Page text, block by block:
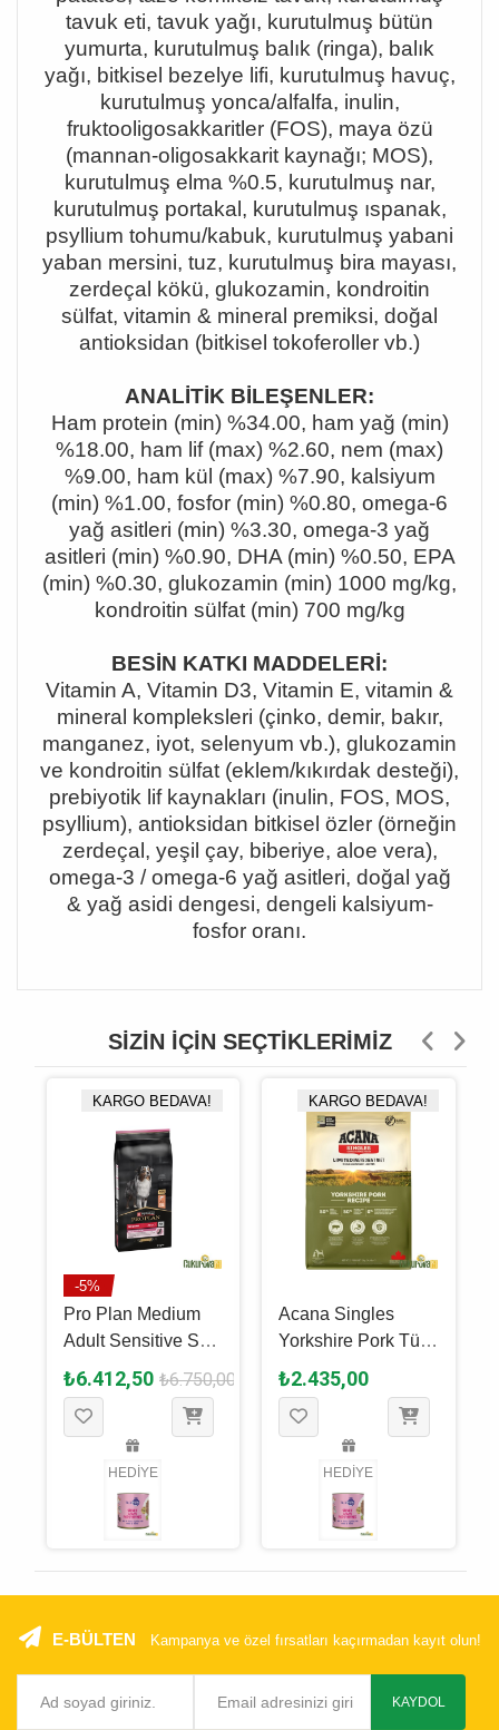
tavuk eti, tavuk yağı, kurutulmuş bütün
yumurta, kurutulmuş balık (ringa), balık
yağı, bitkisel bezelye lifi, kurutulmuş havuç,
kurutulmuş yonca/alfalfa, inulin,
fruktooligosakkaritler (FOS), maya özü
(mannan-oligosakkarit kaynağı; MOS),
kurutulmuş elma %0.5, kurutulmuş nar,
kurutulmuş portakal, kurutulmuş ıspanak,
psyllium tohumu/kabuk, kurutulmuş yabani
yaban mersini, tuz, kurutulmuş bira mayası,
zerdeçal kökü, glukozamin, kondroitin
sülfat, vitamin & mineral premiksi, doğal
antioksidan (bitkisel tokoferoller vb.)
ANALİTİK BİLEŞENLER:
Ham protein (min) %34.00, ham yağ (min)
%18.00, ham lif (max) %2.60, nem (max)
%9.00, ham kül (max) %7.90, kalsiyum
(min) %1.00, fosfor (min) %0.80, omega-6
yağ asitleri (min) %3.30, omega-3 yağ
asitleri (min) %0.90, DHA (min) %0.50, EPA
(min) %0.30, glukozamin (min) 1000 mg/kg,
kondroitin sülfat (min) 700 mg/kg
BESİN KATKI MADDELERİ:
Vitamin A, Vitamin D3, Vitamin E, vitamin &
mineral kompleksleri (çinko, demir, bakır,
manganez, iyot, selenyum vb.), glukozamin
ve kondroitin sülfat (eklem/kıkırdak desteği),
prebiyotik lif kaynakları (inulin, FOS, MOS,
psyllium), antioksidan bitkisel özler (örneğin
zerdeçal, yeşil çay, biberiye, aloe vera),
omega-3 / omega-6 yağ asitleri, doğal yağ
& yağ asidi dengesi, dengeli kalsiyum-
fosfor oranı.
SIZIN İÇIN SEÇTIKLERIMIZ
-5%
KARGO BEDAVA!
Pro Plan Medium
Adult Sensitive Skin
Somonlu Yeti̇şki̇n
Köpek Maması 14
Kg
₺6.412,50 ₺6.750,00
HEDİYE
KARGO BEDAVA!
Acana Singles
Yorkshire Pork Tüm
Yaşam Evreleri İçin
Köpek Maması 2 Kg
₺2.435,00
HEDİYE
E-BÜLTEN Kampanya ve özel fırsatları kaçırmadan kayıt olun!
KAYDOL